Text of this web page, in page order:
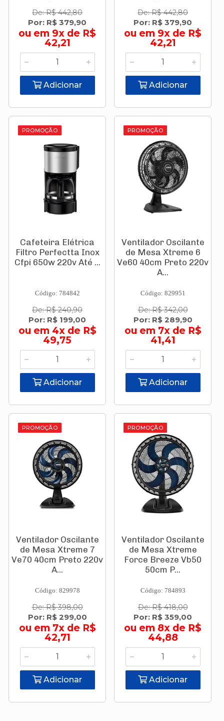
De: R$ 442,80
Por: R$ 379,90
ou em 9x de R$
42,21
Adicionar
De: R$ 442,80
Por: R$ 379,90
ou em 9x de R$
42,21
Adicionar
PROMOÇÃO
Cafeteira Elétrica
Filtro Perfectta Inox
Cfpi 650w 220v Até ...
Código: 784842
De: R$ 240,90
Por: R$ 199,00
ou em 4x de R$
49,75
Adicionar
PROMOÇÃO
Ventilador Oscilante
de Mesa Xtreme 6
Ve60 40cm Preto 220v
A...
Código: 829951
De: R$ 342,00
Por: R$ 289,90
ou em 7x de R$
41,41
Adicionar
PROMOÇÃO
Ventilador Oscilante
de Mesa Xtreme 7
Ve70 40cm Preto 220v
A...
Código: 829978
De: R$ 398,00
Por: R$ 299,00
ou em 7x de R$
42,71
Adicionar
PROMOÇÃO
Ventilador Oscilante
de Mesa Xtreme
Force Breeze Vb50
50cm P...
Código: 784893
De: R$ 418,00
Por: R$ 359,00
ou em 8x de R$
44,88
Adicionar